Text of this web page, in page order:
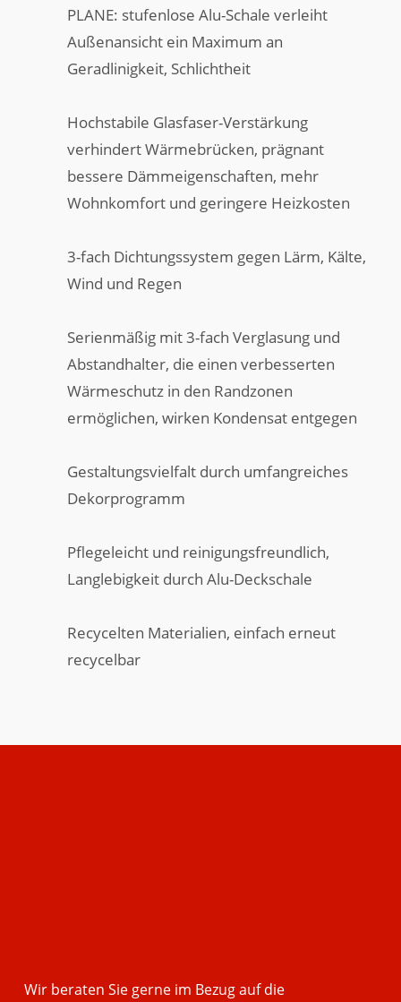
PLANE: stufenlose Alu-Schale verleiht
Außenansicht ein Maximum an
Geradlinigkeit, Schlichtheit
Hochstabile Glasfaser-Verstärkung
verhindert Wärmebrücken, prägnant
bessere Dämmeigenschaften, mehr
Wohnkomfort und geringere Heizkosten
3-fach Dichtungssystem gegen Lärm, Kälte,
Wind und Regen
Serienmäßig mit 3-fach Verglasung und
Abstandhalter, die einen verbesserten
Wärmeschutz in den Randzonen
ermöglichen, wirken Kondensat entgegen
Gestaltungsvielfalt durch umfangreiches
Dekorprogramm
Pflegeleicht und reinigungsfreundlich,
Langlebigkeit durch Alu-Deckschale
Recycelten Materialien, einfach erneut
recycelbar
Wir beraten Sie gerne im Bezug auf die